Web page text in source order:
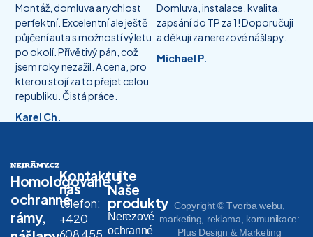
Montáž, domluva a rychlost
perfektní. Excelentní ale ještě
půjčení auta s možností výletu
po okolí. Přívětivý pán, což
jsem roky nezažil. A cena, pro
kterou stojí za to přejet celou
republiku. Čistá práce.
Karel Ch.
Domluva, instalace, kvalita,
zapsání do TP za 1! Doporučuji
a děkuji za nerezové nášlapy.
Michael P.
Homologované
ochranné
rámy,
Kontaktujte
nás
telefon:
+420
608 455
Naše
produkty
Nerezové
ochranné
Copyright © Tvorba webu,
marketing, reklama, komunikace:
Plus Design & Marketing